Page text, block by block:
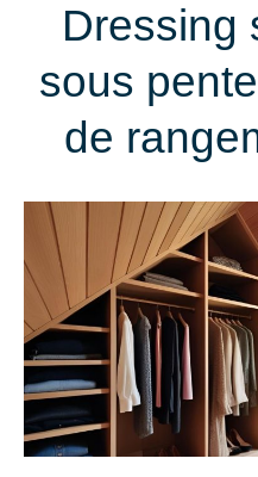
Dressing
sous
de